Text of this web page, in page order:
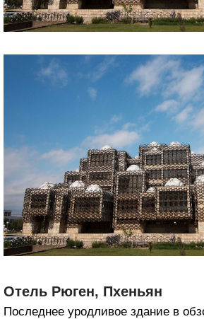
Отель Рюген, Пхеньян
Последнее уродливое здание в